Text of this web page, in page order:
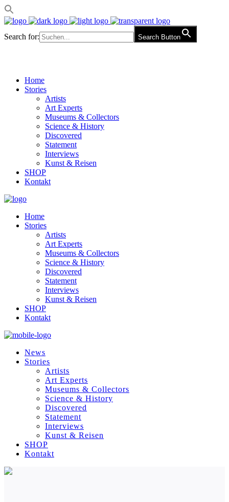
Search for: Search Button
Home
Stories
Artists
Art Experts
Museums & Collectors
Science & History
Discovered
Statement
Interviews
Kunst & Reisen
SHOP
Kontakt
Home
Stories
Artists
Art Experts
Museums & Collectors
Science & History
Discovered
Statement
Interviews
Kunst & Reisen
SHOP
Kontakt
News
Stories
Artists
Art Experts
Museums & Collectors
Science & History
Discovered
Statement
Interviews
Kunst & Reisen
SHOP
Kontakt